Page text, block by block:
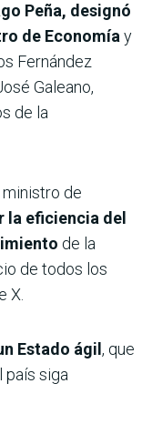
Peña, designó
de Economíay
Fernández
Galeano,
de la
de
la eficiencia del
de la
de todos los
X.
Estado ágil , que
país siga